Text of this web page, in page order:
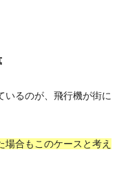
いるのが、飛行機が街に
場合もこのケースと考え